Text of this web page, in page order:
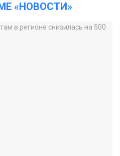
«НОВОСТИ»